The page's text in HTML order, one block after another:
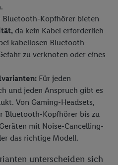
Bluetooth-Kopfhörer bieten
da kein Kabel erforderlich
kabellosen Bluetooth-
zu verknoten oder eines
Für jeden
und jeden Anspruch gibt es
Von Gaming-Headsets,
Bluetooth-Kopfhörer bis zu
mit Noise-Cancelling-
das richtige Modell.
unterscheiden sich